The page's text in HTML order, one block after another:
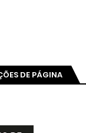
DE PÁGINA